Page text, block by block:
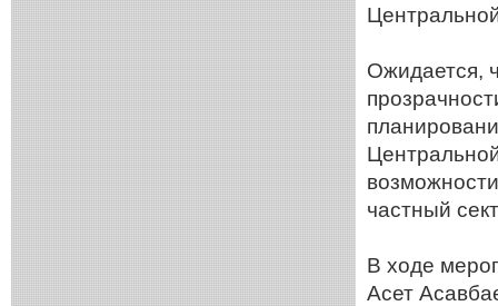
Ожидается,
частный
В ходе
Асет